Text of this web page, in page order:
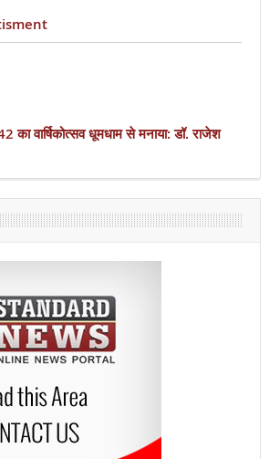
का वार्षिकोत्सव धूमधाम से मनाया: डॉ. राजेश